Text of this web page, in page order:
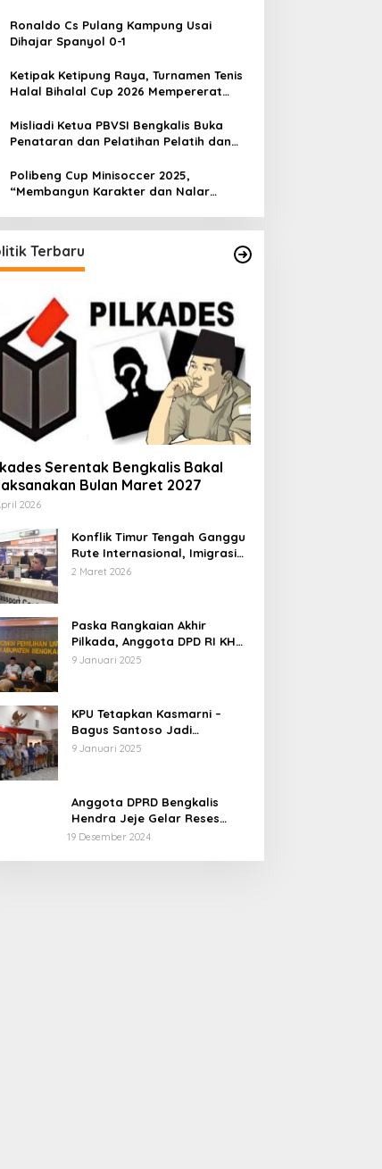
Ronaldo Cs Pulang Kampung Usai
Dihajar Spanyol 0-1
Ketipak Ketipung Raya, Turnamen Tenis
Halal Bihalal Cup 2026 Mempererat
Misliadi Ketua PBVSI Bengkalis Buka
Penataran dan Pelatihan Pelatih dan
Polibeng Cup Minisoccer 2025,
“Membangun Karakter dan Nalar
Terbaru
Serentak Bengkalis Bakal
Bulan Maret 2027
2026
Konflik Timur Tengah Ganggu
Rute Internasional, Imigrasi
Siapkan Langkah Antisipatif
2 Maret 2026
Paska Rangkaian Akhir
Pilkada, Anggota DPD RI KH
Muhammad Mursyid
9 Januari 2025
KPU Tetapkan Kasmarni –
Bagus Santoso Jadi
Pemenang Pilkada 2024
9 Januari 2025
Anggota DPRD Bengkalis
Hendra Jeje Gelar Reses
Perdana
19 Desember 2024